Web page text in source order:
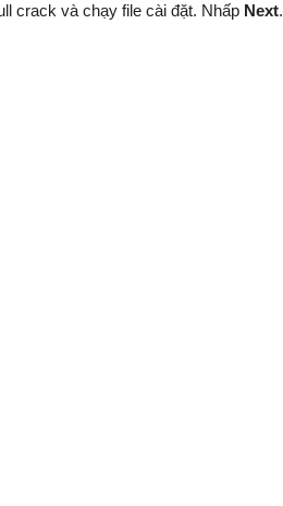
crack và chạy file cài đặt. Nhấp Next.